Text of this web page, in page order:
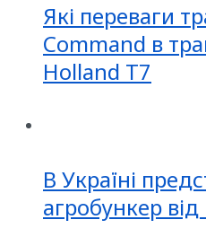
Які переваги
Command в
Holland T7
В Україні
агробункер